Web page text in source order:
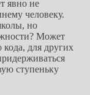
явно не
человеку.
но
Может
для других
ступеньку